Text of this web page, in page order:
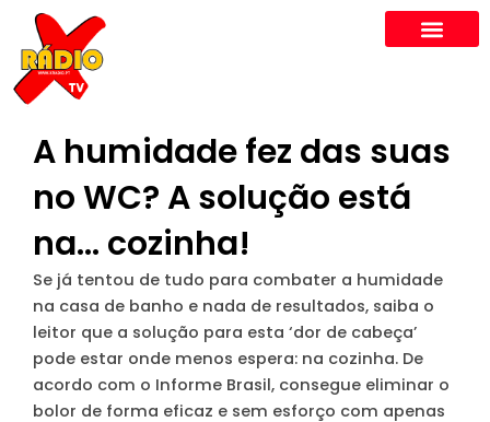
content
A humidade fez das suas
no WC? A solução está
na… cozinha!
Se já tentou de tudo para combater a humidade
na casa de banho e nada de resultados, saiba o
leitor que a solução para esta ‘dor de cabeça’
pode estar onde menos espera: na cozinha. De
acordo com o Informe Brasil, consegue eliminar o
bolor de forma eficaz e sem esforço com apenas